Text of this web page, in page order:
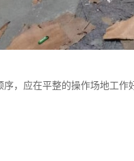
序，应在平整的操作场地工